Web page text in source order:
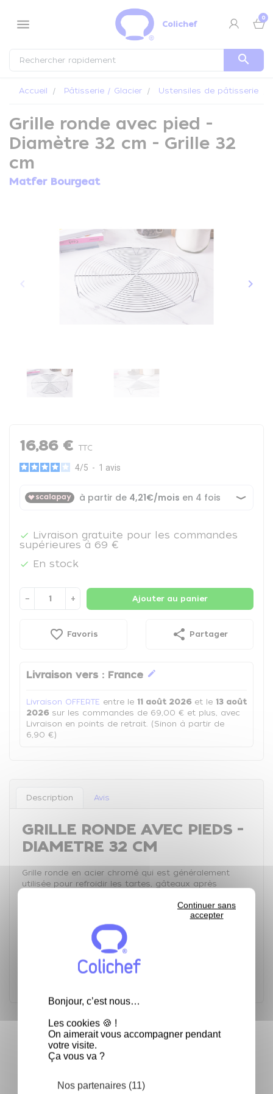
Bonjour, c’est nous…
Les cookies 🍪 !
On aimerait vous accompagner pendant
votre visite.
Ça vous va ?
Nos partenaires (11)
Continuer sans
accepter
menu Colichef
0
search
Accueil Pâtisserie / Glacier Ustensiles de pâtisserie
Grille ronde avec pied -
Diamètre 32 cm - Grille 32
cm
Matfer Bourgeat
Précédent
keyboard_arrow_left keyboard_arrow_right
16,86 € TTC
4/5 - 1 avis

Livraison gratuite pour les commandes
supérieures à 69 €
 En stock
− + Ajouter au panier
favorite_border Favoris share Partager
Livraison vers : France edit
Livraison OFFERTE entre le 11 août 2026 et le 13 août
2026 sur les commandes de 69,00 € et plus, avec
Livraison en points de retrait. (Sinon à partir de
6,90 €)
Description Avis
GRILLE RONDE AVEC PIEDS -
DIAMETRE 32 CM
Grille ronde en acier chromé qui est généralement
utilisée pour refroidir les tartes, gâteaux après
Caractéristiques Techniques :
Diamètre de la grille: 32 cm
Fréquemment achetés ensemble